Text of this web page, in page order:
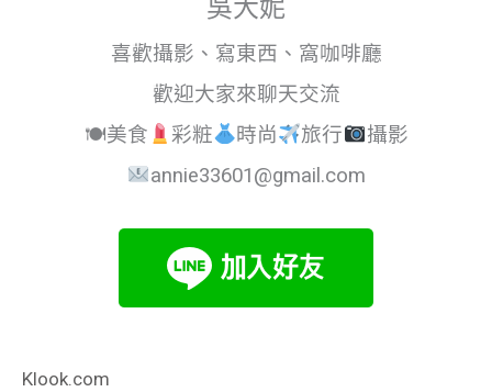
吳大妮
喜歡攝影、寫東西、窩咖啡廳
歡迎大家來聊天交流
🍽美食
彩粧 時尚 旅行
攝影
annie33601@gmail.com
Klook.com